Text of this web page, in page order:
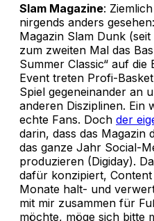
Slam Magazine:
nirgends anders
Magazin Slam Dunk
zum zweiten Mal das
Summer Classic“ auf die
Event treten Profi-
Spiel gegeneinander an
anderen Disziplinen. Ein
echte Fans. Doch der
darin, dass das Magazin
das ganze Jahr Social-
produzieren (Digiday).
dafür konzipiert,
Monate halt- und
mit mir zusammen für
möchte, möge sich bitte